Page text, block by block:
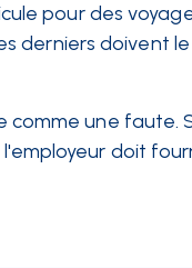
pour des
derniers doivent
comme une faute.
doit